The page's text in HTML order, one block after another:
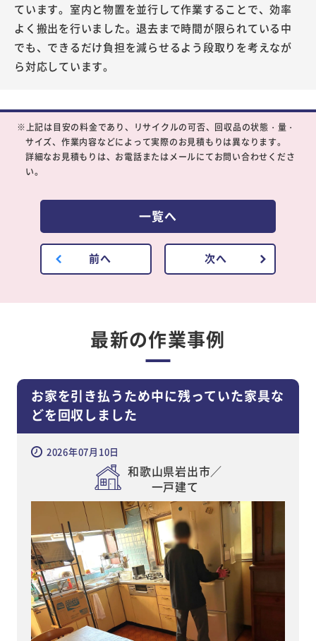
ています。室内と物置を並行して作業することで、効率
よく搬出を行いました。退去まで時間が限られている中
でも、できるだけ負担を減らせるよう段取りを考えなが
ら対応しています。
※上記は目安の料金であり、リサイクルの可否、回収品の状態・量・
サイズ、作業内容などによって実際のお見積もりは異なります。
詳細なお見積もりは、お電話またはメールにてお問い合わせくださ
い。
前へ
一覧へ
次へ
最新の作業事例
お家を引き払うため中に残っていた家具な
どを回収しました
2026年07月10日
和歌山県岩出市／
一戸建て